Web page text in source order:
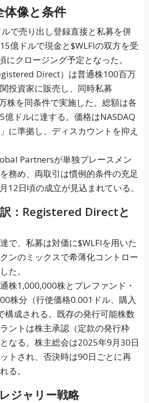
体像と条件
で売り出し登録直接と私募を併
億ドルで現金と$WLFIの双方を受
にクロージング予定となった。
Direct）は普通株100百万
投資家に販売し、同時私募
株を同条件で実施した。総額は各
億ドルに達する。価格はNASDAQ
に準拠し、ディスカウントを抑え
Partnersが単独プレースメン
務め、両取引は慣例的条件の充足
12日頃の成立が見込まれている。
：Registered Directと
で、私募は対価に$WLFIを用いた
ンのミックスで希薄化コントロー
た。
株1,000,000株とプレファンド・
株分（行使価格0.001ドル、購入
構成される。既存の発行可能株数
ントは株主承認（定款の発行枠
なる。株主総会は2025年9月30日
トされ、否決時は90日ごとに再
る。
ジャリー戦略